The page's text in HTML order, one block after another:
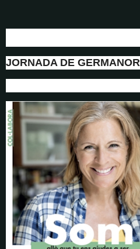
JORNADA DE GERMANOR